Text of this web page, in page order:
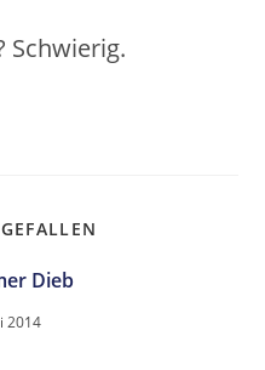
Schwierig.
Dieb
2014